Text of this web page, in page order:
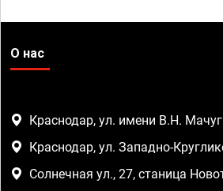
О нас
Краснодар, ул. имени В.Н.
Краснодар, ул. Западно-
Солнечная ул., 27, станица